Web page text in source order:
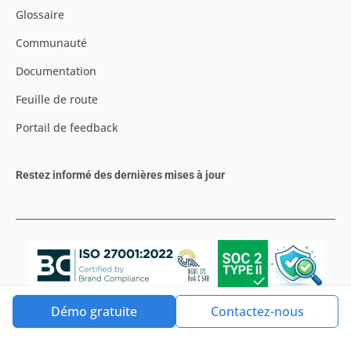
Démo gratuite Contactez-nous
Glossaire
Communauté
Documentation
Feuille de route
Portail de feedback
Restez informé des dernières mises à jour